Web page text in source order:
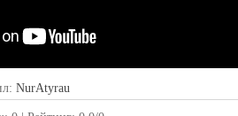
: NurAtyrau